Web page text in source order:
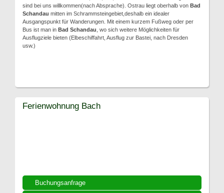
sind bei uns willkommen(nach Absprache). Ostrau liegt oberhalb von Bad
Schandau mitten im Schrammsteingebiet,deshalb ein idealer
Ausgangspunkt für Wanderungen. Mit einem kurzem Fußweg oder per
Bus ist man in Bad Schandau , wo sich weitere Möglichkeiten für
Ausflugziele bieten (Elbeschiffahrt, Ausflug zur Bastei, nach Dresden
usw.)
Buchungsanfrage
Ferienwohnung Bach